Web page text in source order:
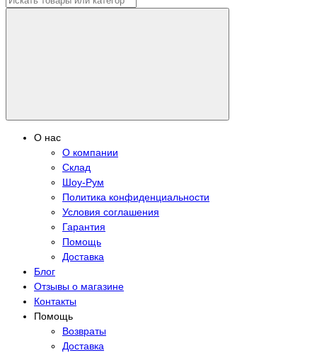
О нас
О компании
Склад
Шоу-Рум
Политика конфиденциальности
Условия соглашения
Гарантия
Помощь
Доставка
Блог
Отзывы о магазине
Контакты
Помощь
Возвраты
Доставка